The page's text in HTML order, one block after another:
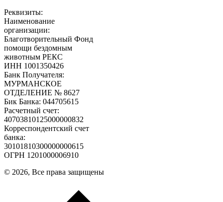
Реквизиты:
Наименование
организации:
Благотворительный Фонд
помощи бездомным
животным РЕКС
ИНН 1001350426
Банк Получателя:
МУРМАНСКОЕ
ОТДЕЛЕНИЕ № 8627
Бик Банка: 044705615
Расчетный счет:
40703810125000000832
Корреспондентский счет
банка:
30101810300000000615
ОГРН 1201000006910
© 2026, Все права защищены